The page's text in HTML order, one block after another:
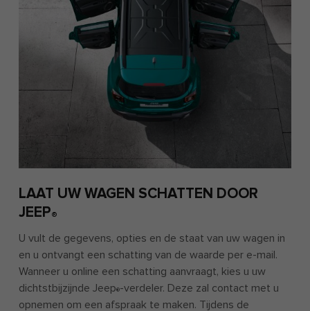
LAAT UW WAGEN SCHATTEN DOOR
JEEP®
U vult de gegevens, opties en de staat van uw wagen in
en u ontvangt een schatting van de waarde per e-mail.
Wanneer u online een schatting aanvraagt, kies u uw
dichtstbijzijnde Jeep®-verdeler. Deze zal contact met u
opnemen om een ​​afspraak te maken. Tijdens de